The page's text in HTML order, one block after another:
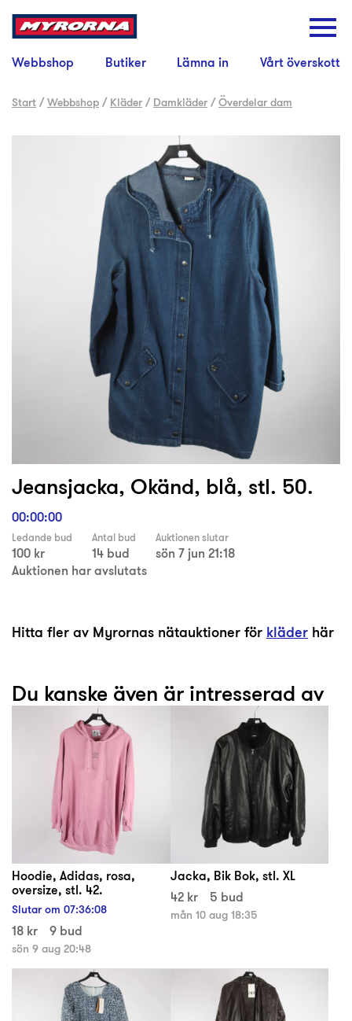
Webbshop Butiker Lämna in Vårt överskott
Start /Webbshop / Kläder / Damkläder /Överdelar dam
Jeansjacka, Okänd, blå, stl. 50.
00:00:00
Ledande bud
100 kr
Antal bud
14 bud
Auktionen slutar
sön 7 jun 21:18
Auktionen har avslutats
Hitta fler av Myrornas nätauktioner för kläder här
Du kanske även är intresserad av
Hoodie, Adidas, rosa,
oversize, stl. 42.
Slutar om 07:36:08
18 kr 9 bud
sön 9 aug 20:48
Jacka, Bik Bok, stl. XL
42 kr
5 bud
mån 10 aug 18:35